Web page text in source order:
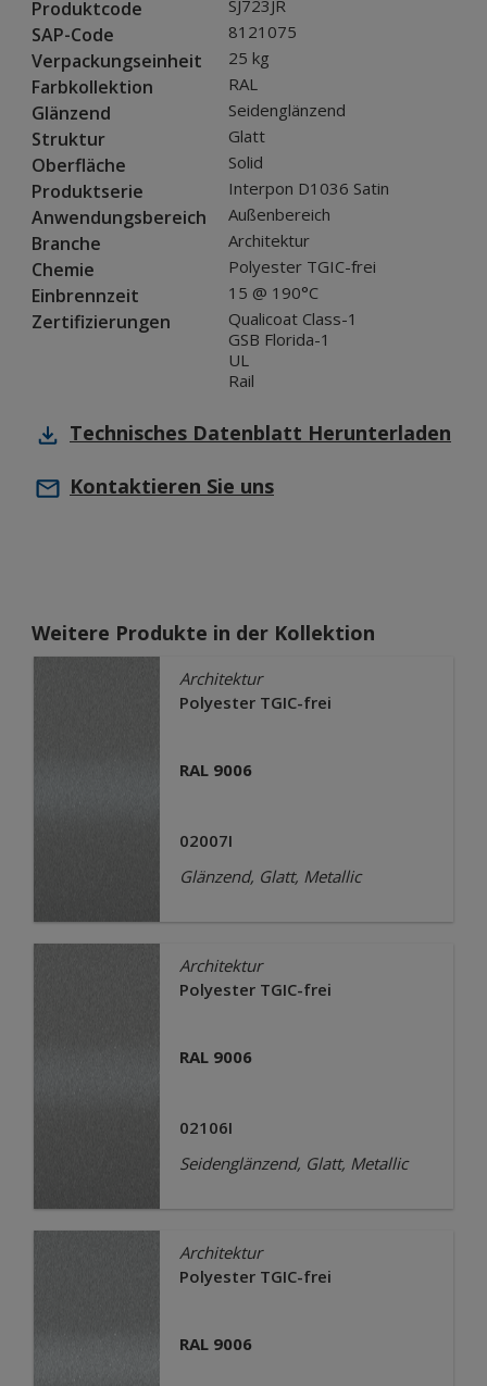
Produktcode SJ723JR
SAP-Code 8121075
Verpackungseinheit 25 kg
Farbkollektion RAL
Glänzend Seidenglänzend
Struktur Glatt
Oberfläche Solid
Produktserie Interpon D1036 Satin
Anwendungsbereich Außenbereich
Branche Architektur
Chemie Polyester TGIC-frei
Einbrennzeit 15 @ 190°C
Zertifizierungen
Qualicoat Class-1
GSB Florida-1
UL
Rail
Technisches Datenblatt Herunterladen
Kontaktieren Sie uns
Weitere Produkte in der Kollektion
Architektur
Polyester TGIC-frei
RAL 9006
02007I
Glänzend, Glatt, Metallic
Architektur
Polyester TGIC-frei
RAL 9006
02106I
Seidenglänzend, Glatt, Metallic
Architektur
Polyester TGIC-frei
RAL 9006